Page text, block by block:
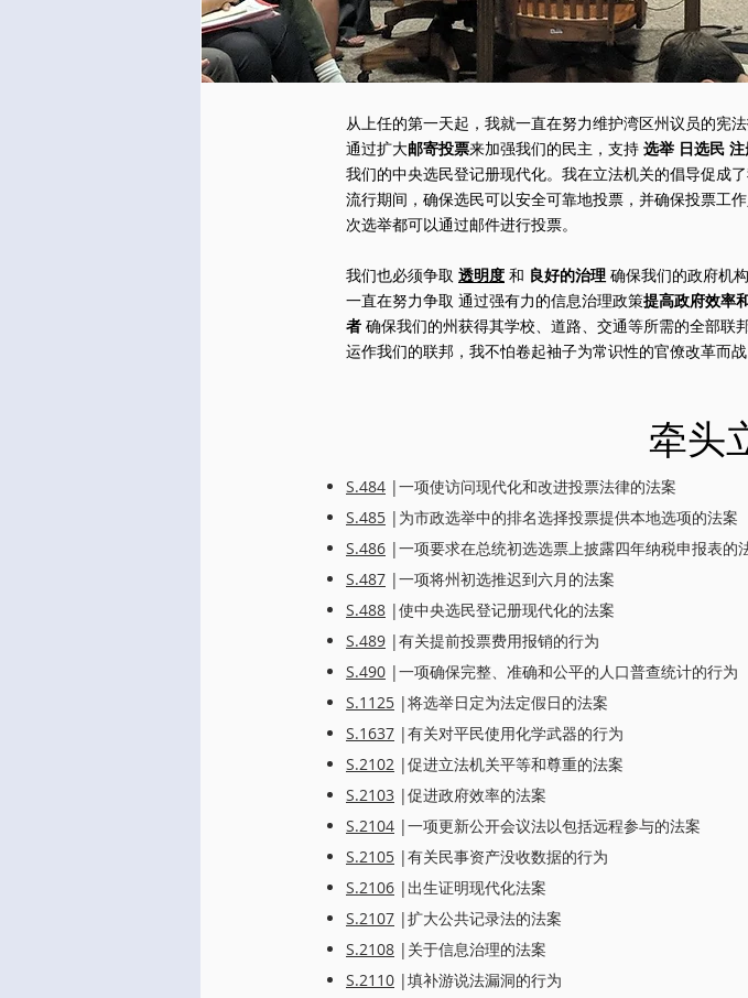
从上任的第一天起，我就一直在努力维护湾区州议员的宪
通过扩大邮寄投票来加强我们的民主，支持 选举 日选民
我们的中央选民登记册现代化。我在立法机关的倡导促成
流行期间，确保选民可以安全可靠地投票，并确保投票工
次选举都可以通过邮件进行投票。
我们也必须争取 透明度 和 良好的治理 确保我们的政府机
一直在努力争取 通过强有力的信息治理政策提高政府效率
者 确保我们的州获得其学校、道路、交通等所需的全部
运作我们的联邦，我不怕卷起袖子为常识性的官僚改革而战
牵头
S.484 |一项使访问现代化和改进投票法律的法案
S.485 |为市政选举中的排名选择投票提供本地选项的法案
S.486 |一项要求在总统初选选票上披露四年纳税申报表的
S.487 |一项将州初选推迟到六月的法案
S.488 |使中央选民登记册现代化的法案
S.489 |有关提前投票费用报销的行为
S.490 |一项确保完整、准确和公平的人口普查统计的行为
S.1125 |将选举日定为法定假日的法案
S.1637 |有关对平民使用化学武器的行为
S.2102 |促进立法机关平等和尊重的法案
S.2103 |促进政府效率的法案
S.2104 |一项更新公开会议法以包括远程参与的法案
S.2105 |有关民事资产没收数据的行为
S.2106 |出生证明现代化法案
S.2107 |扩大公共记录法的法案
S.2108 |关于信息治理的法案
S.2110 |填补游说法漏洞的行为